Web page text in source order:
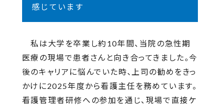
感じています
私は大学を卒業し約10年間、当院の急性期
医療の現場で患者さんと向き合ってきました。今
後のキャリアに悩んでいた時、上司の勧めをきっ
かけに2025年度から看護主任を務めています。
看護管理者研修への参加を通じ、現場で直接ケ